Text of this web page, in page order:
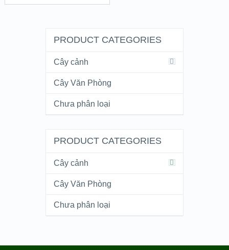
PRODUCT CATEGORIES
Cây cảnh
Cây Văn Phòng
Chưa phân loại
PRODUCT CATEGORIES
Cây cảnh
Cây Văn Phòng
Chưa phân loại